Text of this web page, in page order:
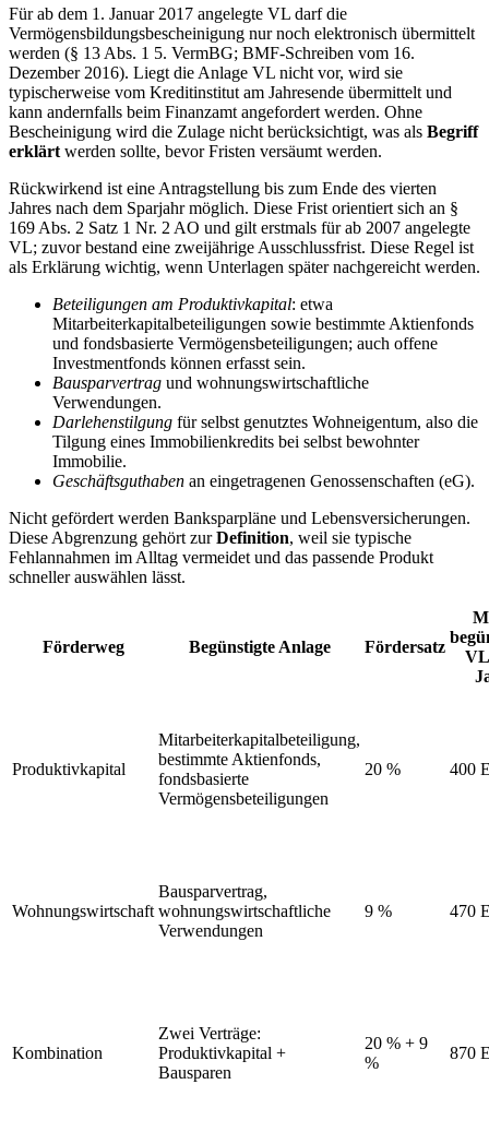
Für ab dem 1. Januar 2017 angelegte VL darf die
Vermögensbildungsbescheinigung nur noch elektronisch übermittelt
werden (§ 13 Abs. 1 5. VermBG; BMF-Schreiben vom 16.
Dezember 2016). Liegt die Anlage VL nicht vor, wird sie
typischerweise vom Kreditinstitut am Jahresende übermittelt und
kann andernfalls beim Finanzamt angefordert werden. Ohne
Bescheinigung wird die Zulage nicht berücksichtigt, was als Begriff
erklärt werden sollte, bevor Fristen versäumt werden.
Rückwirkend ist eine Antragstellung bis zum Ende des vierten
Jahres nach dem Sparjahr möglich. Diese Frist orientiert sich an §
169 Abs. 2 Satz 1 Nr. 2 AO und gilt erstmals für ab 2007 angelegte
VL; zuvor bestand eine zweijährige Ausschlussfrist. Diese Regel ist
als Erklärung wichtig, wenn Unterlagen später nachgereicht werden.
Beteiligungen am Produktivkapital: etwa
Mitarbeiterkapitalbeteiligungen sowie bestimmte Aktienfonds
und fondsbasierte Vermögensbeteiligungen; auch offene
Investmentfonds können erfasst sein.
Bausparvertrag und wohnungswirtschaftliche
Verwendungen.
Darlehenstilgung für selbst genutztes Wohneigentum, also die
Tilgung eines Immobilienkredits bei selbst bewohnter
Immobilie.
Geschäftsguthaben an eingetragenen Genossenschaften (eG).
Nicht gefördert werden Banksparpläne und Lebensversicherungen.
Diese Abgrenzung gehört zurDefinition, weil sie typische
Fehlannahmen im Alltag vermeidet und das passende Produkt
schneller auswählen lässt.
Förderweg Begünstigte Anlage Fördersatz
Produktivkapital
Mitarbeiterkapitalbeteiligung,
bestimmte Aktienfonds,
fondsbasierte
Vermögensbeteiligungen
20 % 400
Wohnungswirtschaft
Bausparvertrag,
wohnungswirtschaftliche
Verwendungen
9 % 470
Kombination
Zwei Verträge:
Produktivkapital +
Bausparen
20 % + 9
%
870